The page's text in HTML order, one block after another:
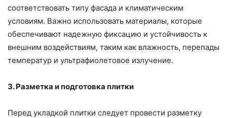
соответствовать типу фасада и климатическим
условиям. Важно использовать материалы, которые
обеспечивают надежную фиксацию и устойчивость к
внешним воздействиям, таким как влажность, перепады
температур и ультрафиолетовое излучение.
3. Разметка и подготовка плитки
Перед укладкой плитки следует провести разметку